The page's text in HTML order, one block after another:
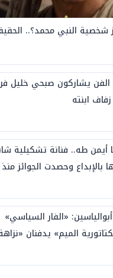
النبي محمد؟..
الفن يشاركون صبحي خليل
ابنته
أيمن طه.. فنانة تشكيلية
بالإبداع وحصدت الجوائز
«الفار السياسي»
الميم» يدفنان